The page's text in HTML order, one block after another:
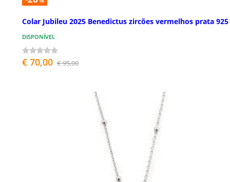
Colar Jubileu 2025 Benedictus zircões vermelhos prata 925
DISPONÍVEL
€ 70,00 € 95,00